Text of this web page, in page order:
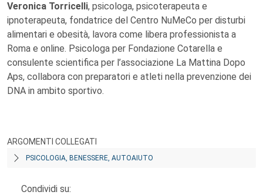
Veronica Torricelli, psicologa, psicoterapeuta e
ipnoterapeuta, fondatrice del Centro NuMeCo per disturbi
alimentari e obesità, lavora come libera professionista a
Roma e online. Psicologa per Fondazione Cotarella e
consulente scientifica per l’associazione La Mattina Dopo
Aps, collabora con preparatori e atleti nella prevenzione dei
DNA in ambito sportivo.
ARGOMENTI COLLEGATI
PSICOLOGIA, BENESSERE, AUTOAIUTO
Condividi su: